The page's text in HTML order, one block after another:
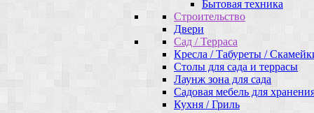
Бытовая техника
Строительство
Двери
Сад / Терраса
Кресла / Табуреты /
Столы для сада и террасы
Лаунж зона для сада
Садовая мебель для
Кухня / Гриль